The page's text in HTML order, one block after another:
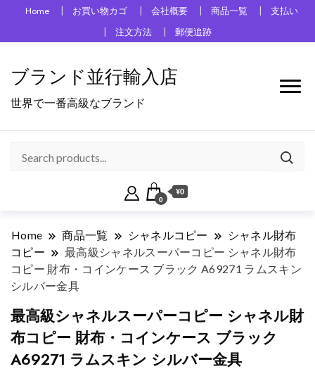
Home お買い物カゴ 会社概要 商品一覧
支払い
注文方法
郵便追跡
ブランド並行輸入店
世界で一番高級なブランド
0
¥0
Home 商品一覧 シャネルコピー
シャネル財布
コピー
最高級シャネルスーパーコピー シャネル財布
コピー 財布・コインケース ブラック A69271 ラムスキン
シルバー金具
最高級シャネルスーパーコピー シャネル財
布コピー 財布・コインケース ブラック
A69271 ラムスキン シルバー金具